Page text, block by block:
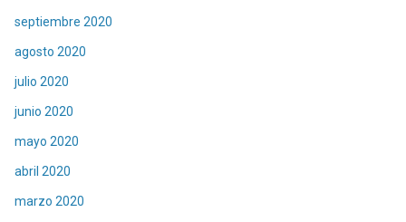
septiembre 2020
agosto 2020
julio 2020
junio 2020
mayo 2020
abril 2020
marzo 2020